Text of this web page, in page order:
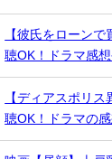
【彼氏をローン
聴OK！ドラマ感
【ディアスポリ
聴OK！ドラマの